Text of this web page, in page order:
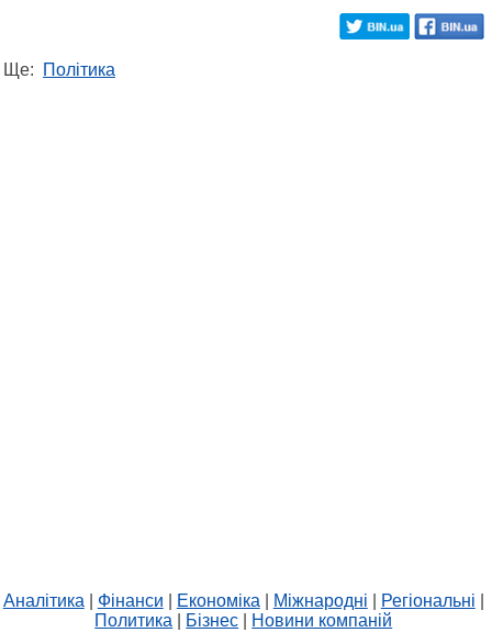
Ще: Політика
Аналітика| Фінанси Економіка| Міжнародні Регіональні
Политика
Бізнес Новини компаній